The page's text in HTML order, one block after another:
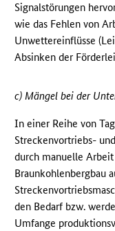
Signalstörungen
wie das Fehlen von
Unwettereinflüsse
Absinken der
c) Mängel bei der
In einer Reihe von
Streckenvortriebs-
durch manuelle
Braunkohlenbergbau
den Bedarf bzw.
Umfange